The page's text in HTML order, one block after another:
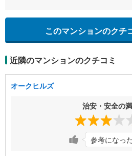
このマンションのクチ
近隣のマンションのクチコミ
オークヒルズ
治安・安全の
参考になった